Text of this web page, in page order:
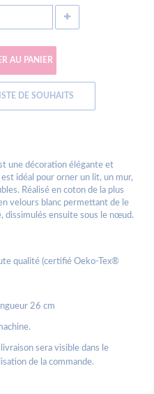
AU PANIER
DE SOUHAITS
une décoration élégante et
idéal pour orner un lit, un mur,
Réalisé en coton de la plus
velours blanc permettant de le
dissimulés ensuite sous le nœud.
qualité (certifié Oeko-Tex®
26 cm
sera visible dans le
de la commande.